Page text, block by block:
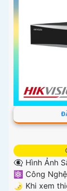
👁️‍🗨 Hình Ảnh
⚛️ Công Nghệ
🌛 Khi xem